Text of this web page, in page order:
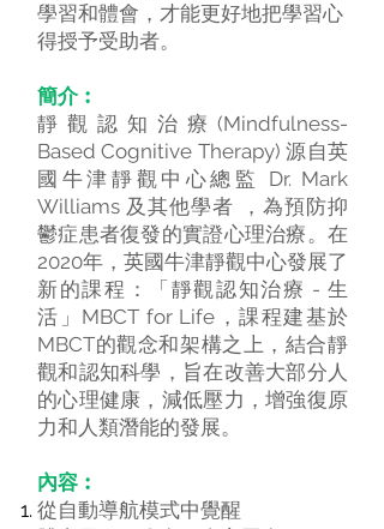
學習和體會，才能更好地把學習心
得授予受助者。
簡介︰
靜觀認知治療(Mindfulness-
Based Cognitive Therapy) 源自英
國牛津靜觀中心總監 Dr. Mark
Williams 及其他學者 ，為預防抑
鬱症患者復發的實證心理治療。在
2020年，英國牛津靜觀中心發展了
新的課程：「靜觀認知治療 - 生
活」MBCT for Life，課程建基於
MBCT的觀念和架構之上，結合靜
觀和認知科學，旨在改善大部分人
的心理健康，減低壓力，增強復原
力和人類潛能的發展。
內容︰
從自動導航模式中覺醒